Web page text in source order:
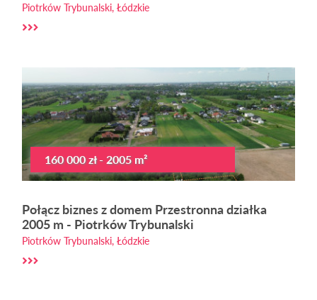
Piotrków Trybunalski, Łódzkie
160 000 zł - 2005 m²
Połącz biznes z domem Przestronna działka
2005 m - Piotrków Trybunalski
Piotrków Trybunalski, Łódzkie